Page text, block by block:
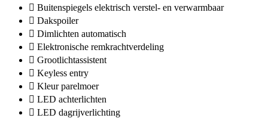
Buitenspiegels elektrisch verstel- en verwarmbaar
Dakspoiler
Dimlichten automatisch
Elektronische remkrachtverdeling
Grootlichtassistent
Keyless entry
Kleur parelmoer
LED achterlichten
LED dagrijverlichting